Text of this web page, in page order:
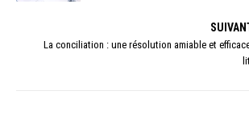
La conciliation : une résolution amiable et